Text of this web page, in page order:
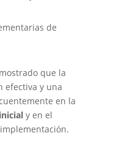
de
que la
efectiva y una
en la
y en el